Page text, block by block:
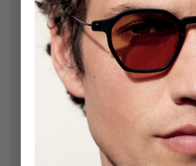
ile işaretlenmişlerdir
Yorum*